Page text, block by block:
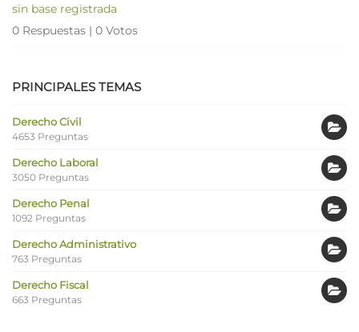
sin base registrada
0 Respuestas | 0 Votos
PRINCIPALES TEMAS
Derecho Civil
4653 Preguntas
Derecho Laboral
3050 Preguntas
Derecho Penal
1092 Preguntas
Derecho Administrativo
763 Preguntas
Derecho Fiscal
663 Preguntas